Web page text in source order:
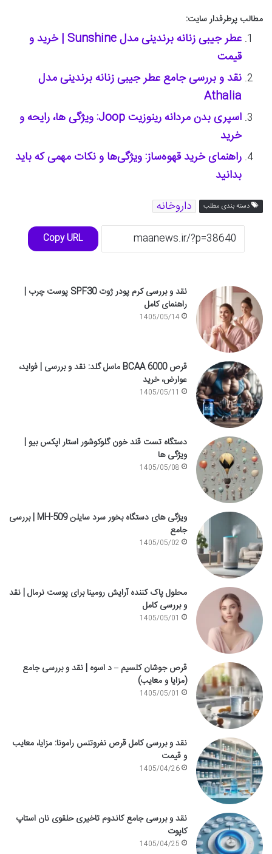
مطالب پرطرفدار سایت:
عطر جیبی زنانه برندینی مدل Sunshine | خرید و
قیمت
نقد و بررسی جامع عطر جیبی زنانه برندینی مدل
Athalia
اسپری بدن مردانه رینوزیت Joop: ویژگی ها، رایحه و
خرید
راهنمای خرید قهوه‌ساز: ویژگی‌ها و نکات مهمی که باید
بدانید
دسته بندی مطلب داروخانه
Copy URL
نقد و بررسی کرم پودر ژوت SPF30 پوست چرب |
راهنمای کامل
1405/05/14
قرص BCAA 6000 ماسل گلد: نقد و بررسی | فواید،
عوارض، خرید
1405/05/11
دستگاه تست قند خون گلوکوشور استار اپکس بیو |
ویژگی ها
1405/05/08
ویژگی های دستگاه بخور سرد سایلن MH-509 | بررسی
جامع
1405/05/02
محلول پاک کننده آرایش رومینا برای پوست نرمال | نقد
و بررسی کامل
1405/05/01
قرص جوشان کلسیم – د اسوه | نقد و بررسی جامع
(مزایا و معایب)
1405/05/01
نقد و بررسی کامل قرص نفروتنس رامونا: مزایا، معایب
و قیمت
1405/04/26
نقد و بررسی جامع کاندوم تاخیری حلقوی نان استاپ
کاپوت
1405/04/25